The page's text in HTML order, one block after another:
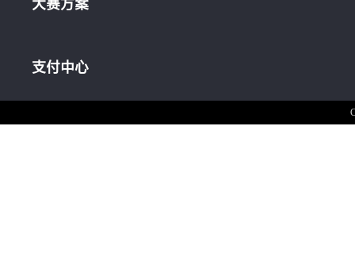
大赛方案
支付中心